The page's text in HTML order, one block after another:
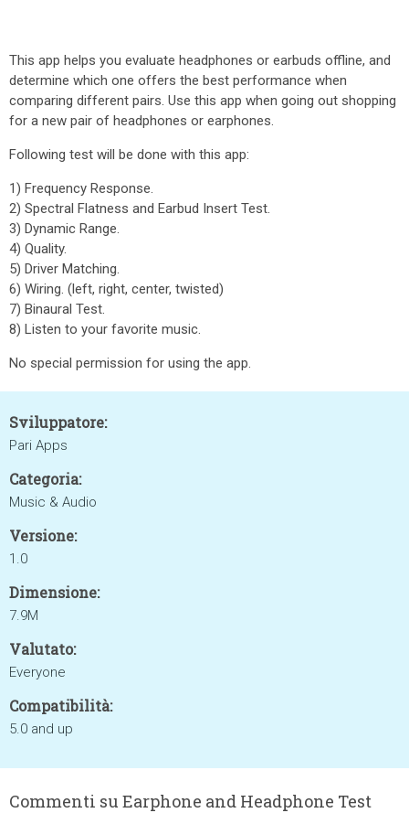
This app helps you evaluate headphones or earbuds offline, and
determine which one offers the best performance when
comparing different pairs. Use this app when going out shopping
for a new pair of headphones or earphones.
Following test will be done with this app:
1) Frequency Response.
2) Spectral Flatness and Earbud Insert Test.
3) Dynamic Range.
4) Quality.
5) Driver Matching.
6) Wiring. (left, right, center, twisted)
7) Binaural Test.
8) Listen to your favorite music.
No special permission for using the app.
Sviluppatore:
Pari Apps
Categoria:
Music & Audio
Versione:
1.0
Dimensione:
7.9M
Valutato:
Everyone
Compatibilità:
5.0 and up
Commenti su Earphone and Headphone Test